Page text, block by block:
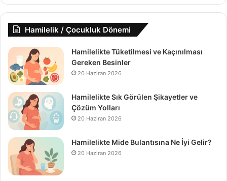
Hamilelik / Çocukluk Dönemi
Hamilelikte Tüketilmesi ve Kaçınılması
Gereken Besinler
20 Haziran 2026
Hamilelikte Sık Görülen Şikayetler ve
Çözüm Yolları
20 Haziran 2026
Hamilelikte Mide Bulantısına Ne İyi Gelir?
20 Haziran 2026